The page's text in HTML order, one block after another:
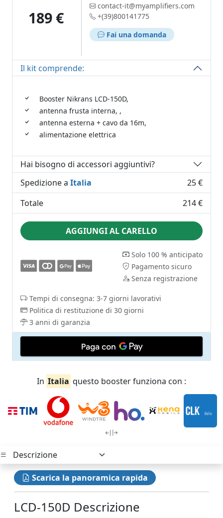
189 €
contact-it@myamplifiers.com
+(39)800141775
Fai una domanda
Il kit comprende:
Booster Nikrans LCD-150D,
antenna frusta interna, ,
antenna esterna + cavo da 16m,
alimentazione elettrica
Hai bisogno di accessori aggiuntivi?
Spedizione a Italia
25 €
Totale
214 €
AGGIUNGI AL CARELLO
Solo 100 % anticipato
Pagamento sicuro
Senza registrazione
Tempi di consegna: 3-7 giorni lavorativi
Politica di restituzione di 30 giorni
3 anni di garanzia
In Italia questo booster funziona con :
Scarica la panoramica rapida
LCD-150D Descrizione